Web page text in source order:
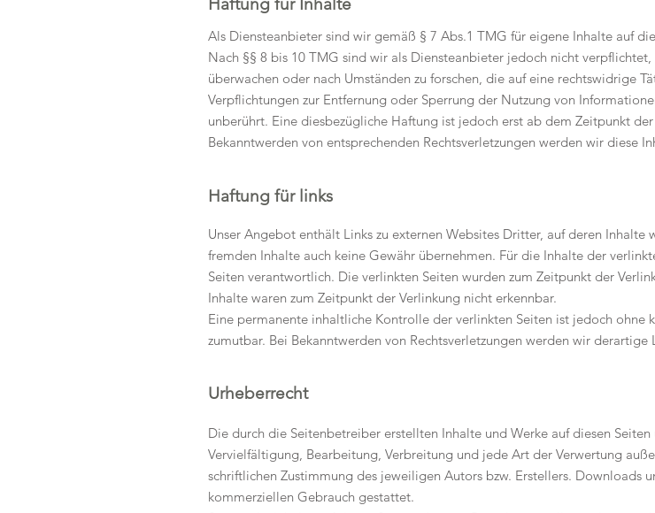
Als Diensteanbieter sind wir gemäß § 7 Abs.1 TMG für eigene Inhalte auf
Nach §§ 8 bis 10 TMG sind wir als Diensteanbieter jedoch nicht
überwachen oder nach Umständen zu forschen, die auf eine rechtswidrige
Verpflichtungen zur Entfernung oder Sperrung der Nutzung von
unberührt. Eine diesbezügliche Haftung ist jedoch erst ab dem Zeitpunkt
Bekanntwerden von entsprechenden Rechtsverletzungen werden wir diese
Haftung für links
Unser Angebot enthält Links zu externen Websites Dritter, auf deren
fremden Inhalte auch keine Gewähr übernehmen. Für die Inhalte der
Seiten verantwortlich. Die verlinkten Seiten wurden zum Zeitpunkt der
Inhalte waren zum Zeitpunkt der Verlinkung nicht erkennbar.
Eine permanente inhaltliche Kontrolle der verlinkten Seiten ist jedoch ohne
zumutbar. Bei Bekanntwerden von Rechtsverletzungen werden wir derartige
Urheberrecht
Die durch die Seitenbetreiber erstellten Inhalte und Werke auf diesen
Vervielfältigung, Bearbeitung, Verbreitung und jede Art der Verwertung
schriftlichen Zustimmung des jeweiligen Autors bzw. Erstellers. Downloads
kommerziellen Gebrauch gestattet.